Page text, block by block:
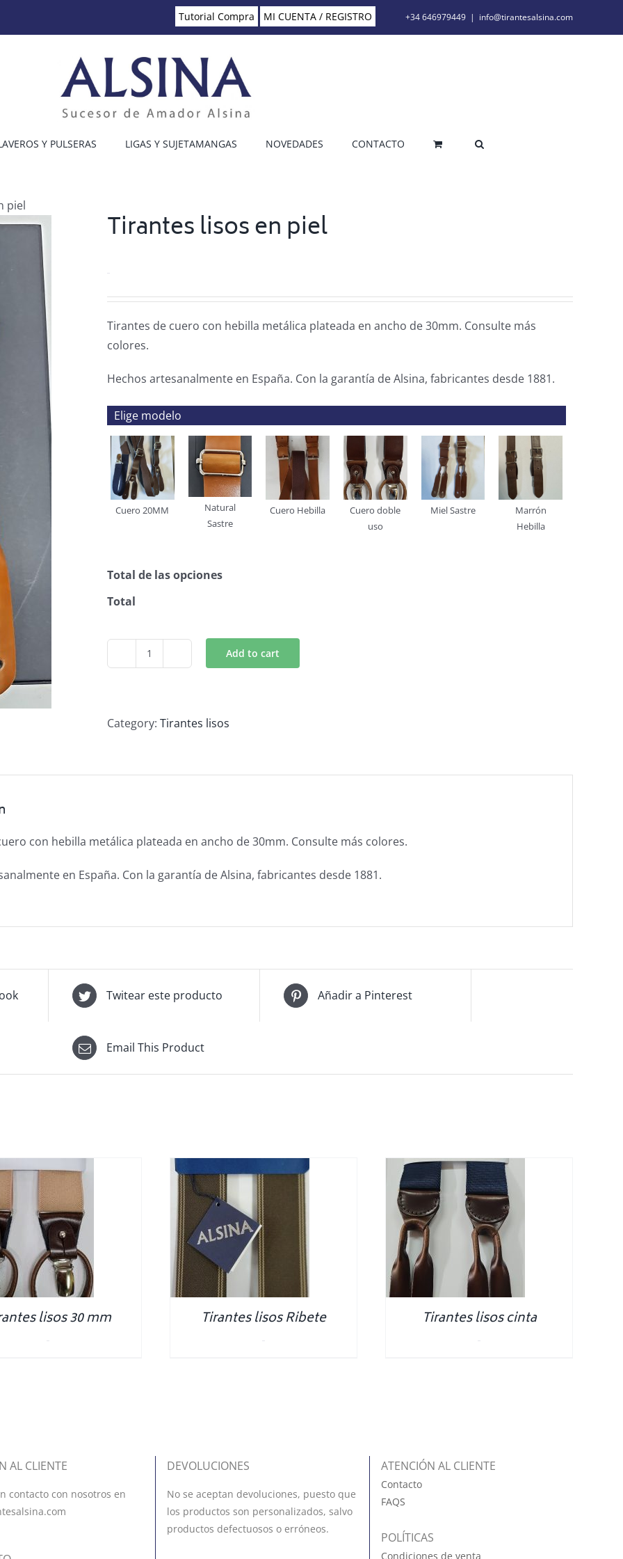
Tutorial Compra MI CUENTA / REGISTRO +34 646979449 | info@tirantesalsina.com
Y PULSERAS LIGAS Y SUJETAMANGAS NOVEDADES CONTACTO
piel
Tirantes lisos en piel
Tirantes de cuero con hebilla metálica plateada en ancho de 30mm. Consulte más
colores.
Hechos artesanalmente en España. Con la garantía de Alsina, fabricantes desde 1881.
Elige modelo
Cuero 20MM
Natural
Sastre
Cuero Hebilla
Cuero doble
uso
Miel Sastre
Marrón
Hebilla
Total de las opciones
Total
Tirantes
piel
Add to cart
Category: Tirantes lisos
con hebilla metálica plateada en ancho de 30mm. Consulte más colores.
en España. Con la garantía de Alsina, fabricantes desde 1881.
Twitear este producto Añadir a Pinterest
Email This Product
lisos 30 mm
SELECT OPTIONS
DETALLES
Tirantes lisos Ribete
SELECT OPTIONS
DETALLES
Tirantes lisos cinta
AL CLIENTE
contacto con nosotros en
DEVOLUCIONES
No se aceptan devoluciones, puesto que
los productos son personalizados, salvo
productos defectuosos o erróneos.
ATENCIÓN AL CLIENTE
Contacto
FAQS
POLÍTICAS
Condiciones de venta